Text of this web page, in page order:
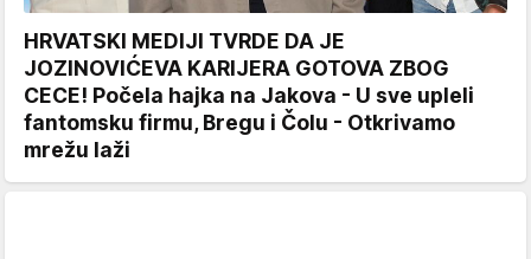
HRVATSKI MEDIJI TVRDE DA JE
JOZINOVIĆEVA KARIJERA GOTOVA ZBOG
CECE! Počela hajka na Jakova - U sve upleli
fantomsku firmu, Bregu i Čolu - Otkrivamo
mrežu laži